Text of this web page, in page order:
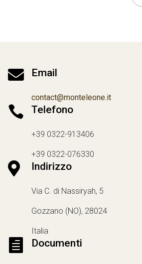
 Email
contact@monteleone.it
 Telefono
+39 0322-913406
+39 0322-076330
 Indirizzo
Via C. di Nassiryah, 5
Gozzano (NO), 28024
Italia
 Documenti